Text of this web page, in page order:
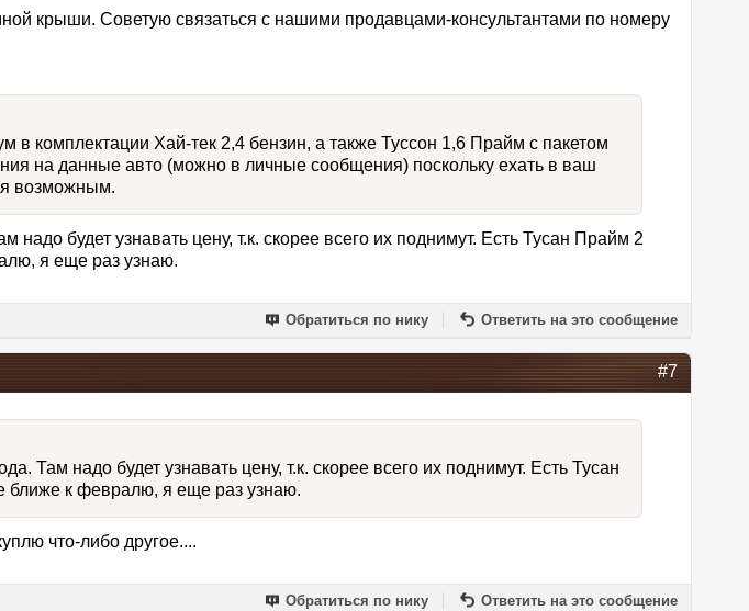
крыши. Советую связаться с нашими продавцами-консультантами по номеру
комплектации Хай-тек 2,4 бензин, а также Туссон 1,6 Прайм с пакетом
на данные авто (можно в личные сообщения) поскольку ехать в ваш
возможным.
надо будет узнавать цену, т.к. скорее всего их поднимут. Есть Тусан Прайм 2
я еще раз узнаю.
Обратиться по нику Ответить на это сообщение
#7
Там надо будет узнавать цену, т.к. скорее всего их поднимут. Есть Тусан
к февралю, я еще раз узнаю.
что-либо другое....
Обратиться по нику Ответить на это сообщение